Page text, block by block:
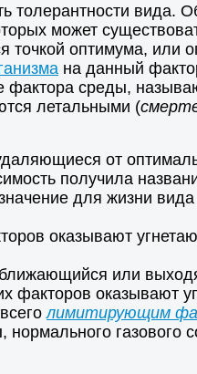
толерантности вида.
может
точкой оптимума, или
на данный
среды,
летальными (
от
получила
для жизни
оказывают
или
оказывают
лимитирующим